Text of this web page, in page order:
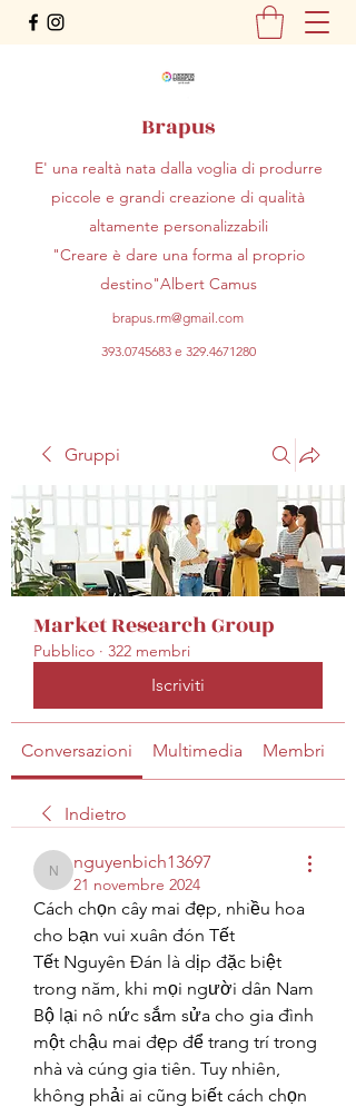
Brapus
E' una realtà nata dalla voglia di produrre
piccole e grandi creazione di qualità
altamente personalizzabili
"Creare è dare una forma al proprio
destino"Albert Camus
brapus.rm@gmail.com
393.0745683e 329.4671280
Gruppi
Market Research Group
Pubblico · 322 membri
Iscriviti
Conversazioni Multimedia Membri
Indietro
nguyenbich13697
nguyenbich13697
21 novembre 2024
Cách chọn cây mai đẹp, nhiều hoa
cho bạn vui xuân đón Tết
Tết Nguyên Đán là dịp đặc biệt
trong năm, khi mọi người dân Nam
Bộ lại nô nức sắm sửa cho gia đình
một chậu mai đẹp để trang trí trong
nhà và cúng gia tiên. Tuy nhiên,
không phải ai cũng biết cách chọn